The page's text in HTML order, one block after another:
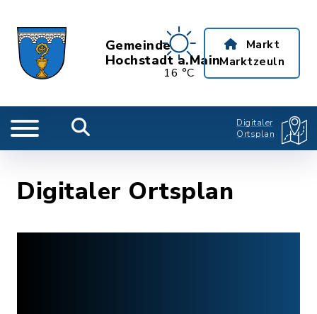
Gemeinde
Hochstadt a.Main
16 °C
Markt
Marktzeuln
Digitaler
Ortsplan
Digitaler Ortsplan